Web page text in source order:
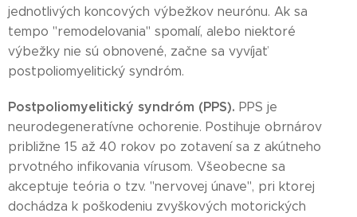
jednotlivých koncových výbežkov neurónu. Ak sa
tempo "remodelovania" spomalí, alebo niektoré
výbežky nie sú obnovené, začne sa vyvíjať
postpoliomyelitický syndróm.
Postpoliomyelitický syndróm (PPS). PPS je
neurodegeneratívne ochorenie. Postihuje obrnárov
približne 15 až 40 rokov po zotavení sa z akútneho
prvotného infikovania vírusom. Všeobecne sa
akceptuje teória o tzv. "nervovej únave", pri ktorej
dochádza k poškodeniu zvyškových motorických